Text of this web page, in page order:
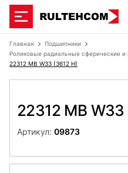
Главная
Подшипники
Роликовые радиальные сферические
22312 MB W33 (3612 H)
22312 MB
Артикул: 09873